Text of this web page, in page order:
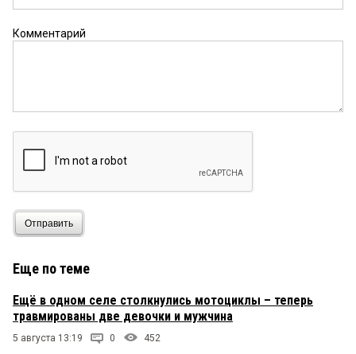
Комментарий
Отправить
Еще по теме
Ещё в одном селе столкнулись мотоциклы – теперь
травмированы две девочки и мужчина
5 августа 13:19 0 452